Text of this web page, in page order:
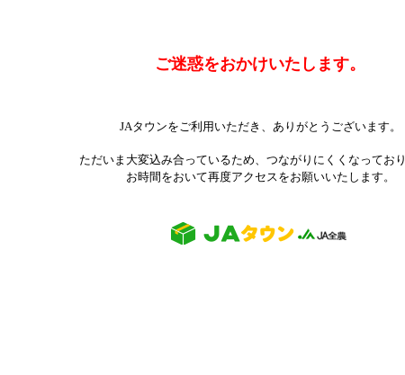
ご迷惑をおかけいたします。
JAタウンをご利用いただき、ありがとうございます。
ただいま大変込み合っているため、つながりにくくなっており
お時間をおいて再度アクセスをお願いいたします。